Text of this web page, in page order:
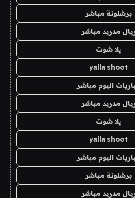
برشلونة مباشر
مدريد مباشر
يلا شوت
yalla shoot
اليوم مباشر
مدريد مباشر
يلا شوت
yalla shoot
اليوم مباشر
برشلونة مباشر
مدريد مباشر